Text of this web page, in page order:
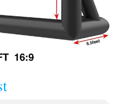
pouvez nous
contacter par mail
ou par téléphone,
remboursement ou
échange sous 24
heures.